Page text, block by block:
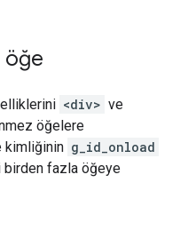
öğe
<div> ve
öğelere
kimliğinin g_id_onload
birden fazla öğeye